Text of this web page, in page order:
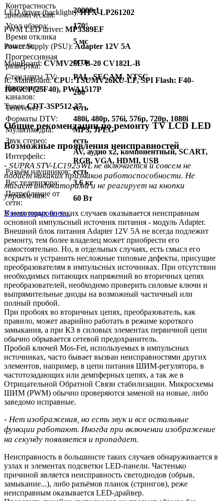
Контрастность
динамическая:
20000:1
Угол обзора:
170°
Время отклика
пикселя:
5 мс
Прогрессивная
развёртка:
есть
Стандарты TV:
PAL, SECAM, NTSC
Количество
каналов:
200
Телетекст:
есть
Форматы DTV:
480i, 480p, 576i, 576p, 720p, 1080i
Мультимедиа:
MP3, JPEG
Звук стерео:
есть
Интерфейс:
AV, аудио x2, компонентный, SCART,
RGB, VGA, HDMI, USB
Разъём наушников: есть
Вес телевизора:
3.6 кг
Потребление от
сети:
60 Вт
Узнать подробнее...
LED driver (backlight):HTX-LP261202
PWM LED driver: MP3389EF
Power Supply (PSU):Adapter 12V 5A
MainBoard: CVMV26L-B-20 CV182L-B
IC MainBoard:CPU: TSUMV26KU-LF, SPI Flash: F40-
100GCP(25F40), PWA1517P
Тuner:CDT-3SP512-37
Общие рекомендации по ремонту TV LCD LED
Возможные проявления неисправностей
- SUPRA STV-LC1925WL не включается и совсем не
подаёт никаких признаков работоспособности. Не
мигает индикаторами и не реагирует на кнопки
управления.
В некоторых из таких случаев оказывается неисправным
основной импульсный источник питания - модуль Adapter.
Внешний блок питания Adapter 12V 5A не всегда подлежит
ремонту, тем более владелец может приобрести его
самостоятельно. Но, в отдельных случаях, есть смысл его
вскрыть и устранить несложные типовые дефекты, присущие
преобразователям в импульсных источниках. При отсутствии
необходимых питающих напряжений во вторичных цепях
преобразователей, необходимо проверить силовые ключи и
выпрямительные диоды на возможный частичный или
полный пробой.
При пробоях во вторичных цепях, преобразователь, как
правило, может аварийно работать в режиме короткого
замыкания, а при КЗ в силовых элементах первичной цепи
обычно обрывается сетевой предохранитель.
Пробой ключей Mos-Fet, используемых в импульсных
источниках, часто бывает вызван неисправностями других
элементов, например, в цепи питания ШИМ-регулятора, в
частотозадающих или демпферных цепях, а так же в
Отрицательной Обратной Связи стабилизации. Микросхемы
ШИМ (PWM) обычно проверяются заменой на новые, либо
заведомо исправные.
- Нет изображения, но есть звук и все остальные
функции работают. Иногда при включении изображение
на секунду появляется и пропадает.
Неисправность в большинсте таких случаев обнаруживается в
узлах и элементах подсветки LED-панели. Частенько
причиной является неисправность светодиодов (обрыв,
замыкание...), либо разъёмов планок (стрингов), реже
неисправным оказывается LED-драйвер.